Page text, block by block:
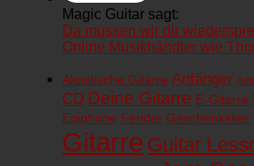
Magic Guitar sagt:
Da müssen wir dir
Online Musikhändler wie
Akustische Gitarre Anfänger
CD Deine Gitarre E-Gitarre
Epiphone Fender Geschenkidee
Gitarre Guitar